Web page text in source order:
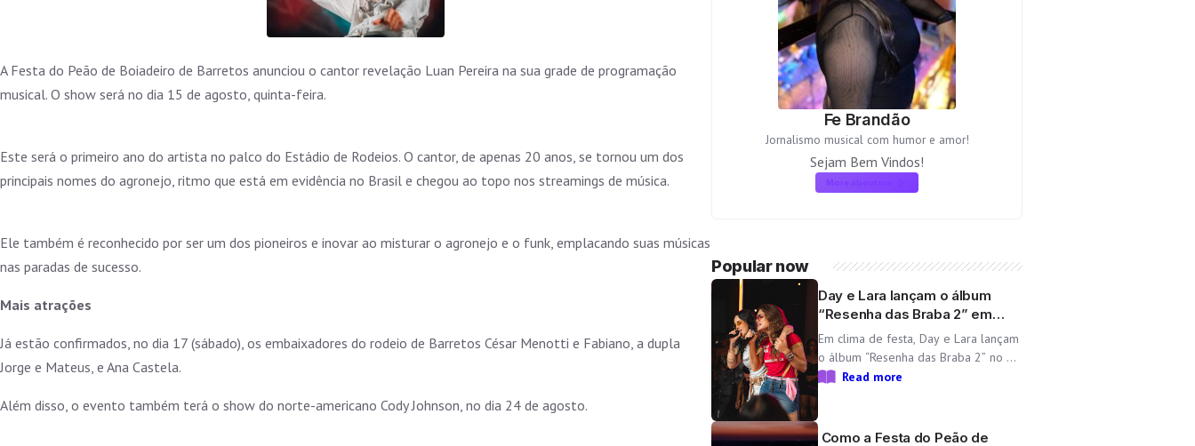
A Festa do Peão de Boiadeiro de Barretos anunciou o cantor revelação Luan Pereira na sua grade de programação
musical. O show será no dia 15 de agosto, quinta-feira.
Este será o primeiro ano do artista no palco do Estádio de Rodeios. O cantor, de apenas 20 anos, se tornou um dos
principais nomes do agronejo, ritmo que está em evidência no Brasil e chegou ao topo nos streamings de música.
Ele também é reconhecido por ser um dos pioneiros e inovar ao misturar o agronejo e o funk, emplacando suas músicas
nas paradas de sucesso.
Mais atrações
Já estão confirmados, no dia 17 (sábado), os embaixadores do rodeio de Barretos César Menotti e Fabiano, a dupla
Jorge e Mateus, e Ana Castela.
Além disso, o evento também terá o show do norte-americano Cody Johnson, no dia 24 de agosto.
Fe Brandão
Jornalismo musical com humor e amor!
Sejam Bem Vindos!
More about me
Popular now
Day e Lara lançam o álbum
“Resenha das Braba 2” em
comemoração ao aniversário
da dupla
Em clima de festa, Day e Lara lançam
o álbum “Resenha das Braba 2” no dia
06/08 com as inéditas “Lado
Lara, une propósito e paixão pelo […]
Read more
Como a Festa do Peão de